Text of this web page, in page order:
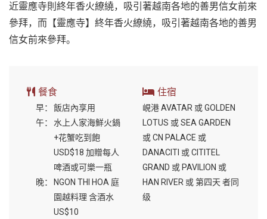
近靈應寺則終年香火繚繞，吸引著越南各地的善男信女前來
參拜，而【靈應寺】終年香火繚繞，吸引著越南各地的善男
信女前來參拜。
餐食
早：
飯店內享用
午：
水上人家海鮮火鍋
+花蟹吃到飽
USD$18 加贈每人
啤酒或可樂一瓶
晚：
NGON THI HOA 庭
園越料理 含酒水
US$10
住宿
峴港 AVATAR 或 GOLDEN
LOTUS 或 SEA GARDEN
或 CN PALACE 或
DANACITI 或 CITITEL
GRAND 或 PAVILION 或
HAN RIVER 或 第四天 者同
级